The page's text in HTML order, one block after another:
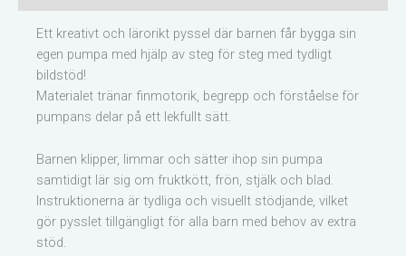
Ett kreativt och lärorikt pyssel där barnen får bygga sin
egen pumpa med hjälp av steg för steg med tydligt
bildstöd!
Materialet tränar finmotorik, begrepp och förståelse för
pumpans delar på ett lekfullt sätt.
Barnen klipper, limmar och sätter ihop sin pumpa
samtidigt lär sig om fruktkött, frön, stjälk och blad.
Instruktionerna är tydliga och visuellt stödjande, vilket
gör pysslet tillgängligt för alla barn med behov av extra
stöd.